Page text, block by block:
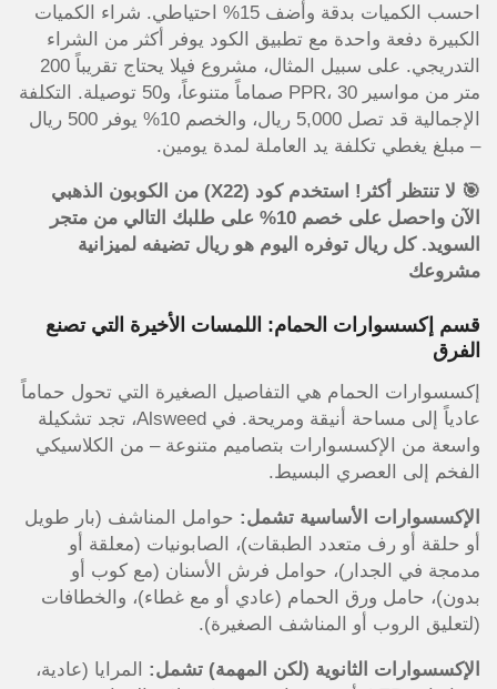
احسب الكميات بدقة وأضف 15% احتياطي. شراء الكميات
الكبيرة دفعة واحدة مع تطبيق الكود يوفر أكثر من الشراء
التدريجي. على سبيل المثال، مشروع فيلا يحتاج تقريباً 200
متر من مواسير PPR، 30 صماماً متنوعاً، و50 توصيلة. التكلفة
الإجمالية قد تصل 5,000 ريال، والخصم 10% يوفر 500 ريال
– مبلغ يغطي تكلفة يد العاملة لمدة يومين.
🎯 لا تنتظر أكثر! استخدم كود (X22) من الكوبون الذهبي
الآن واحصل على خصم 10% على طلبك التالي من متجر
السويد. كل ريال توفره اليوم هو ريال تضيفه لميزانية
مشروعك
قسم إكسسوارات الحمام: اللمسات الأخيرة التي تصنع
الفرق
إكسسوارات الحمام هي التفاصيل الصغيرة التي تحول حماماً
عادياً إلى مساحة أنيقة ومريحة. في Alsweed، تجد تشكيلة
واسعة من الإكسسوارات بتصاميم متنوعة – من الكلاسيكي
الفخم إلى العصري البسيط.
الإكسسوارات الأساسية تشمل: حوامل المناشف (بار طويل
أو حلقة أو رف متعدد الطبقات)، الصابونيات (معلقة أو
مدمجة في الجدار)، حوامل فرش الأسنان (مع كوب أو
بدون)، حامل ورق الحمام (عادي أو مع غطاء)، والخطافات
(لتعليق الروب أو المناشف الصغيرة).
الإكسسوارات الثانوية (لكن المهمة) تشمل:
المرايا (عادية،